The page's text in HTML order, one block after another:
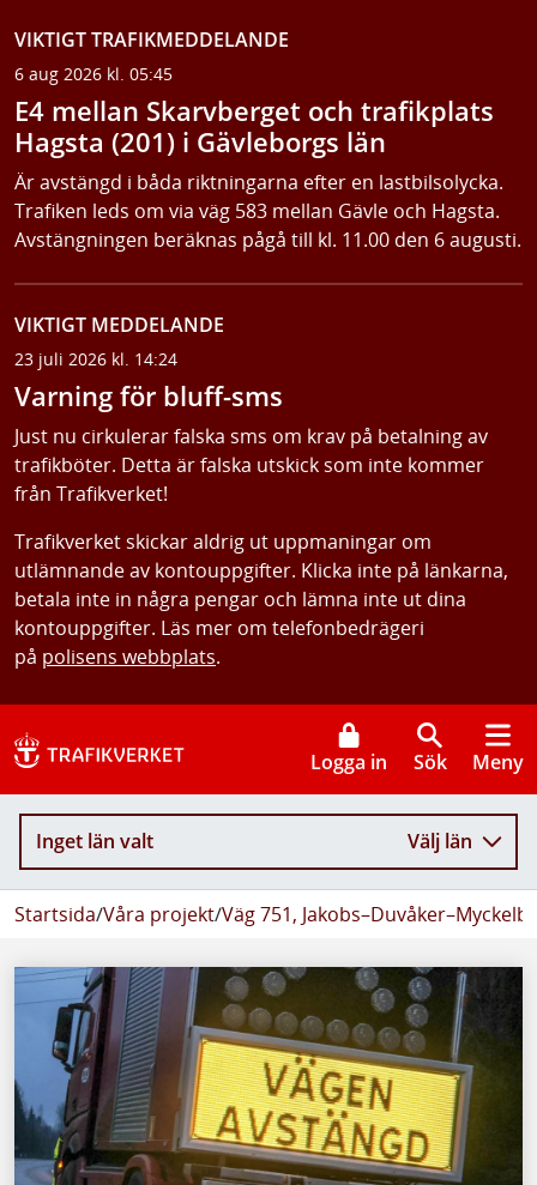
VIKTIGT TRAFIKMEDDELANDE
6 aug 2026 kl. 05:45
E4 mellan Skarvberget och trafikplats
Hagsta (201) i Gävleborgs län
Är avstängd i båda riktningarna efter en lastbilsolycka.
Trafiken leds om via väg 583 mellan Gävle och Hagsta.
Avstängningen beräknas pågå till kl. 11.00 den 6 augusti.
VIKTIGT MEDDELANDE
23 juli 2026 kl. 14:24
Varning för bluff-sms
Just nu cirkulerar falska sms om krav på betalning av
trafikböter. Detta är falska utskick som inte kommer
från Trafikverket!
Trafikverket skickar aldrig ut uppmaningar om
utlämnande av kontouppgifter. Klicka inte på länkarna,
betala inte in några pengar och lämna inte ut dina
kontouppgifter. Läs mer om telefonbedrägeri
på polisens webbplats.
Logga in Sök Meny
Inget län valt Välj län
Startsida/Våra projekt/Väg 751,